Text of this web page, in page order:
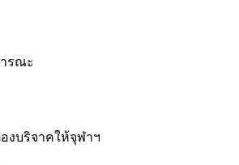
รณะ
งบริจาคให้จุฬาฯ